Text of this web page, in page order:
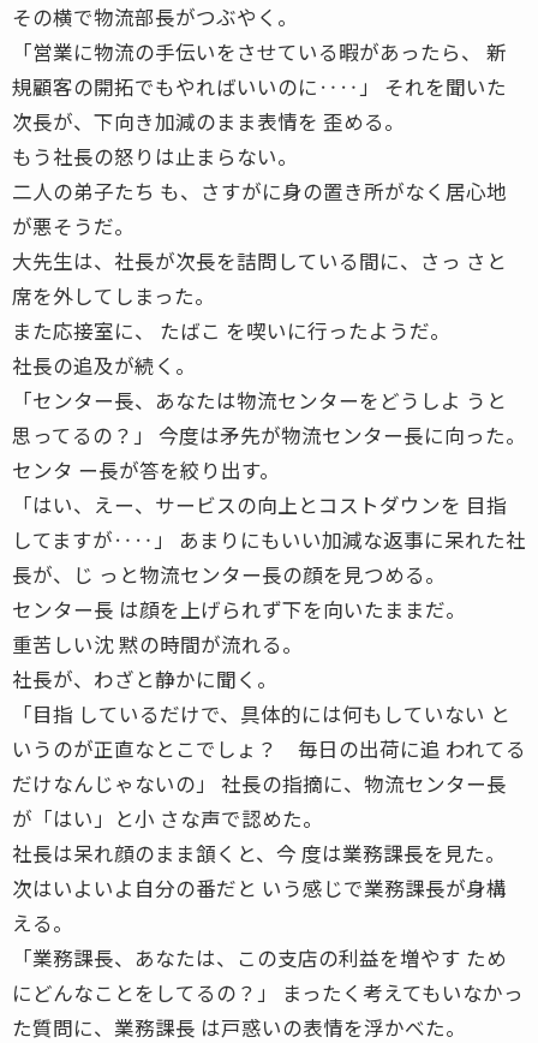
その横で物流部長がつぶやく。
「営業に物流の手伝いをさせている暇があったら、 新
規顧客の開拓でもやればいいのに‥‥」 それを聞いた
次長が、下向き加減のまま表情を 歪める。
もう社長の怒りは止まらない。
二人の弟子たち も、さすがに身の置き所がなく居心地
が悪そうだ。
大先生は、社長が次長を詰問している間に、さっ さと
席を外してしまった。
また応接室に、 たばこ を喫いに行ったようだ。
社長の追及が続く。
「センター長、あなたは物流センターをどうしよ うと
思ってるの？」 今度は矛先が物流センター長に向った。
センタ ー長が答を絞り出す。
「はい、えー、サービスの向上とコストダウンを 目指
してますが‥‥」 あまりにもいい加減な返事に呆れた社
長が、じ っと物流センター長の顔を見つめる。
センター長 は顔を上げられず下を向いたままだ。
重苦しい沈 黙の時間が流れる。
社長が、わざと静かに聞く。
「目指 しているだけで、具体的には何もしていない と
いうのが正直なとこでしょ？ 毎日の出荷に追 われてる
だけなんじゃないの」 社長の指摘に、物流センター長
が「はい」と小 さな声で認めた。
社長は呆れ顔のまま頷くと、今 度は業務課長を見た。
次はいよいよ自分の番だと いう感じで業務課長が身構
える。
「業務課長、あなたは、この支店の利益を増やす ため
にどんなことをしてるの？」 まったく考えてもいなかっ
た質問に、業務課長 は戸惑いの表情を浮かべた。